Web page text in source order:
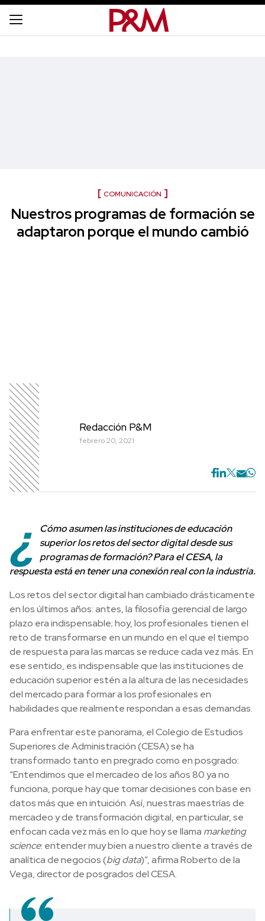
COMUNICACIÓN
Nuestros programas de formación se
adaptaron porque el mundo cambió
Redacción P&M
febrero 20, 2021
¿
Cómo asumen las instituciones de educación
superior los retos del sector digital desde sus
programas de formación? Para el CESA, la
respuesta está en tener una conexión real con la industria.
Los retos del sector digital han cambiado drásticamente
en los últimos años: antes, la filosofía gerencial de largo
plazo era indispensable; hoy, los profesionales tienen el
reto de transformarse en un mundo en el que el tiempo
de respuesta para las marcas se reduce cada vez más. En
ese sentido, es indispensable que las instituciones de
educación superior estén a la altura de las necesidades
del mercado para formar a los profesionales en
habilidades que realmente respondan a esas demandas.
Para enfrentar este panorama, el Colegio de Estudios
Superiores de Administración (CESA) se ha
transformado tanto en pregrado como en posgrado:
“Entendimos que el mercadeo de los años 80 ya no
funciona, porque hay que tomar decisiones con base en
datos más que en intuición. Así, nuestras maestrías de
mercadeo y de transformación digital, en particular, se
enfocan cada vez más en lo que hoy se llama marketing
science: entender muy bien a nuestro cliente a través de
analítica de negocios (big data)”, afirma Roberto de la
Vega, director de posgrados del CESA.